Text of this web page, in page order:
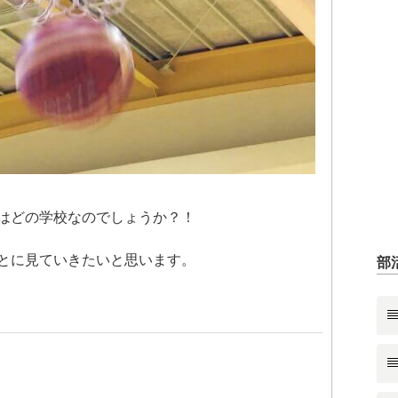
どの学校なのでしょうか？！
見ていきたいと思います。 部